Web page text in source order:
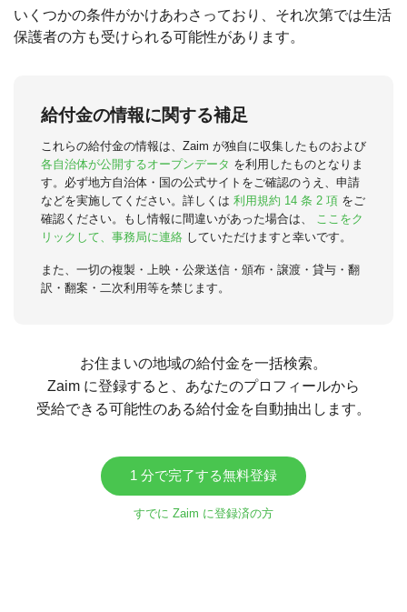
いくつかの条件がかけあわさっており、それ次第では生活
保護者の方も受けられる可能性があります。
給付金の情報に関する補足
これらの給付金の情報は、Zaim が独自に収集したものおよび
各自治体が公開するオープンデータ を利用したものとなりま
す。必ず地方自治体・国の公式サイトをご確認のうえ、申請
などを実施してください。詳しくは 利用規約 14 条 2 項 をご
確認ください。もし情報に間違いがあった場合は、
ここをク
リックして、事務局に連絡 していただけますと幸いです。
また、一切の複製・上映・公衆送信・頒布・譲渡・貸与・翻
訳・翻案・二次利用等を禁じます。
お住まいの地域の給付金を一括検索。
Zaim に登録すると、あなたのプロフィールから
受給できる可能性のある給付金を自動抽出します。
1 分で完了する無料登録
すでに Zaim に登録済の方